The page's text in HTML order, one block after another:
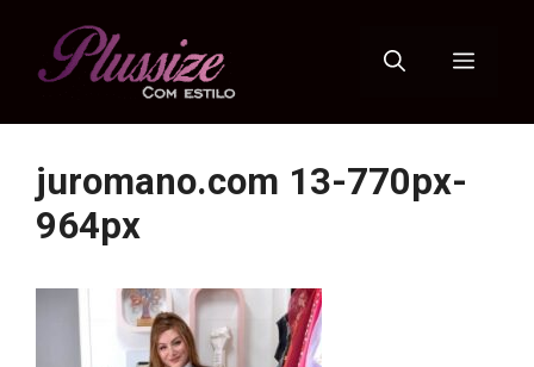
Menu
juromano.com 13-770px-
964px